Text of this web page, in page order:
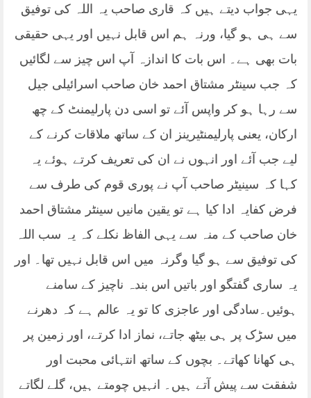
یہی جواب دیتے ہیں کہ قاری صاحب یہ اللہ کی توفیق
سے ہی ہو گیا، ورنہ ہم اس قابل نہیں اور یہی حقیقی
بات بھی ہے۔ اس بات کا اندازہ آپ اس چیز سے لگائیں
کہ جب سینٹر مشتاق احمد خان صاحب اسرائیلی جیل
سے رہا ہو کر واپس آئے تو اسی دن پارلیمنٹ کے چھ
ارکان، یعنی پارلیمنٹیرینز ان کے ساتھ ملاقات کرنے کے
لیے جب آئے اور انہوں نے ان کی تعریف کرتے ہوئے یہ
کہا کہ سینیٹر صاحب آپ نے پوری قوم کی طرف سے
فرض کفایہ ادا کیا ہے تو یقین مانیں سینٹر مشتاق احمد
خان صاحب کے منہ سے یہی الفاظ نکلے کہ یہ سب اللہ
کی توفیق سے ہو گیا وگرنہ میں اس قابل نہیں تھا۔ اور
یہ ساری گفتگو اور باتیں اس بندہ ناچیز کے سامنے
ہوئیں۔سادگی اور عاجزی کا تو یہ عالم ہے کہ دھرنے
میں سڑک پر ہی بیٹھ جاتے، نماز ادا کرتے، اور زمین پر
ہی کھانا کھاتے۔ بچوں کے ساتھ انتہائی محبت اور
شفقت سے پیش آتے ہیں۔ انہیں چومتے ہیں، گلے لگاتے